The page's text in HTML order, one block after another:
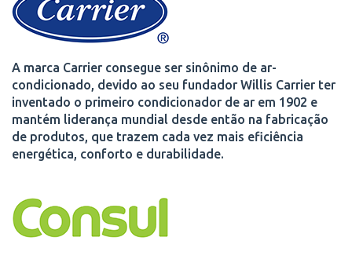
A marca Carrier consegue ser sinônimo de ar-
condicionado, devido ao seu fundador Willis Carrier ter
inventado o primeiro condicionador de ar em 1902 e
mantém liderança mundial desde então na fabricação
de produtos, que trazem cada vez mais eficiência
energética, conforto e durabilidade.